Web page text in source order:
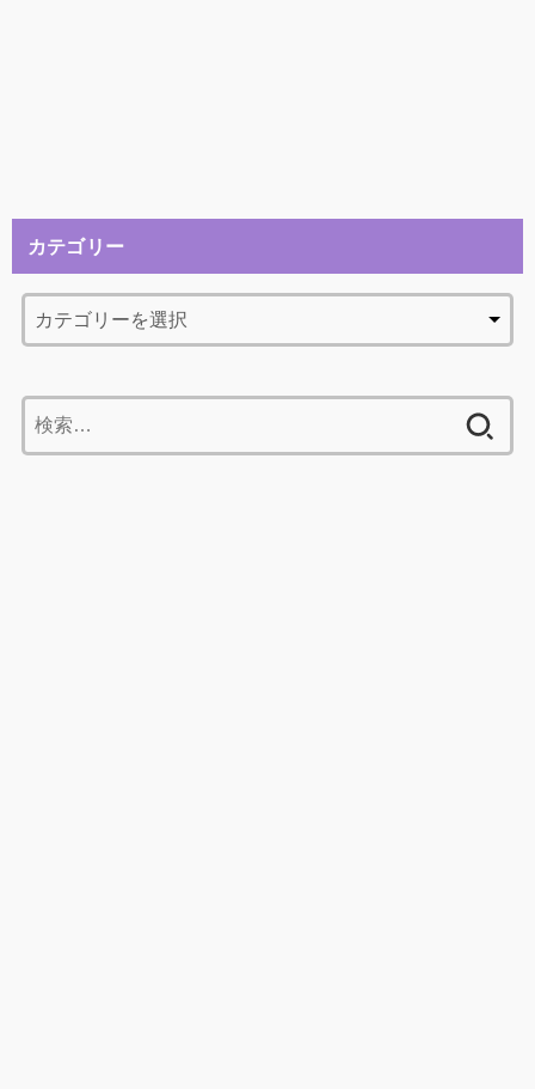
カテゴリー
索: